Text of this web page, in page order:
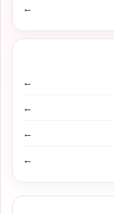
←
←
←
←
←